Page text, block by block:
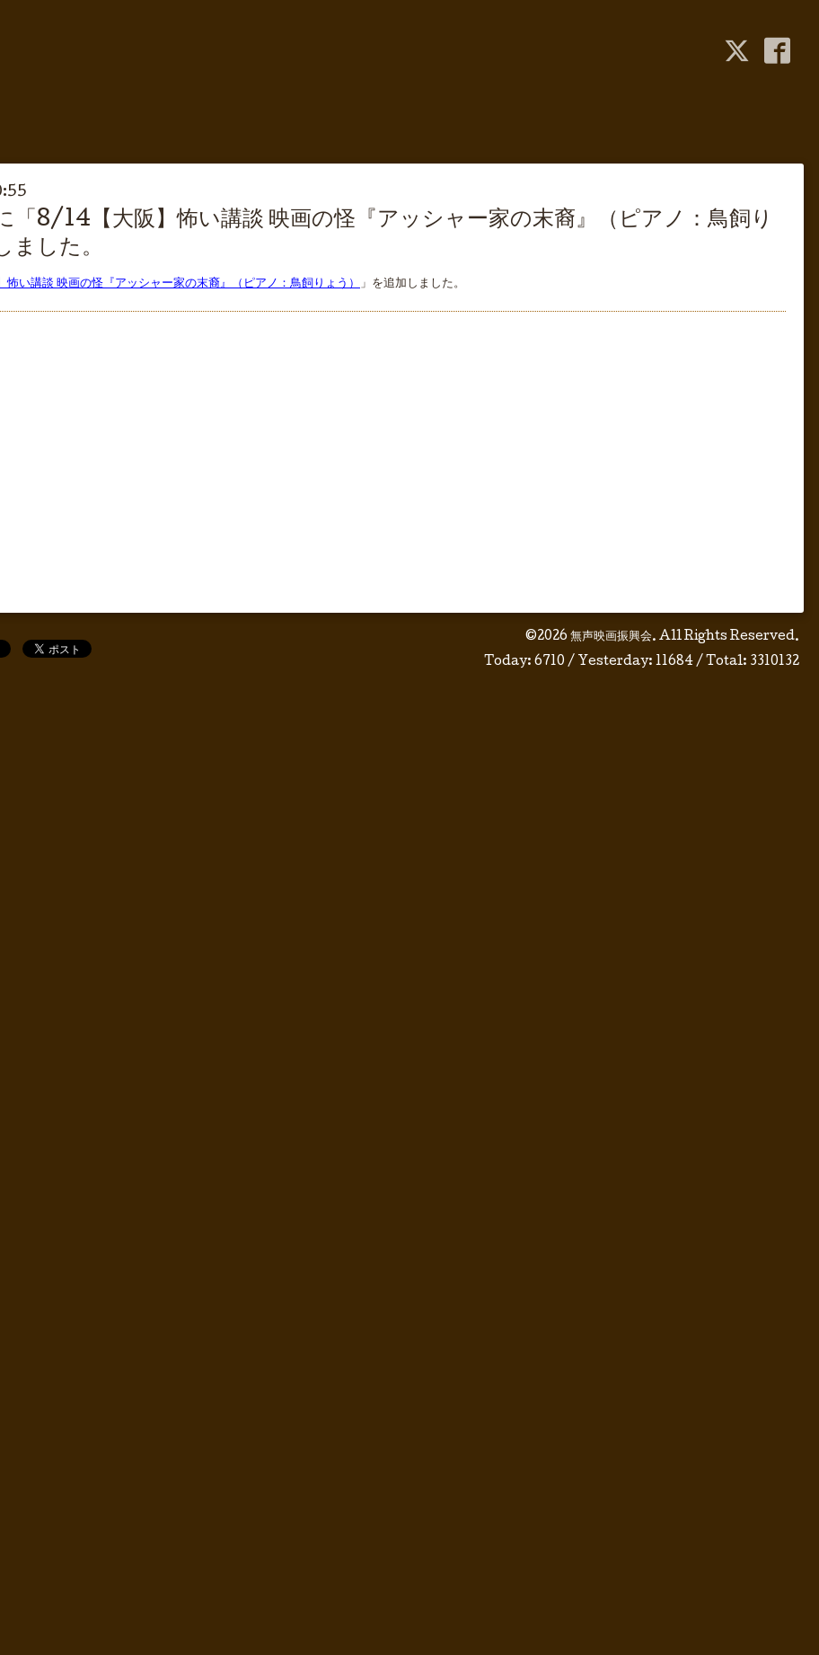
「8/14【大阪】怖い講談 映画の怪『アッシャー家の末裔』（ピアノ：鳥飼り
ました。
い講談 映画の怪『アッシャー家の末裔』（ピアノ：鳥飼りょう） 」を追加しました。
©2026 無声映画振興会. All Rights Reserved.
Today: 6710 / Yesterday: 11684 / Total: 3310132